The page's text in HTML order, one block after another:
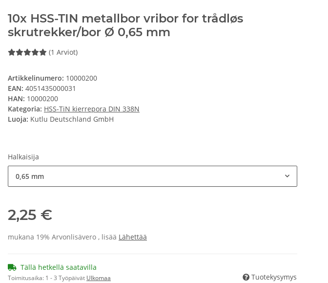
10x HSS-TIN metallbor vribor for trådløs
skrutrekker/bor Ø 0,65 mm
(1 Arviot)
Artikkelinumero: 10000200
EAN: 4051435000031
HAN: 10000200
Kategoria: HSS-TiN kierrepora DIN 338N
Luoja: Kutlu Deutschland GmbH
Halkaisija
0,65 mm
2,25 €
mukana 19% Arvonlisävero , lisää Lähettää
Tällä hetkellä saatavilla
Toimitusaika: 1 - 3 Työpäivät Ulkomaa Tuotekysymys